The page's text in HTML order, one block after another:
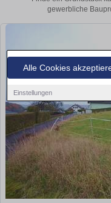
Alle Cookies
Einstellungen
gewerbliche